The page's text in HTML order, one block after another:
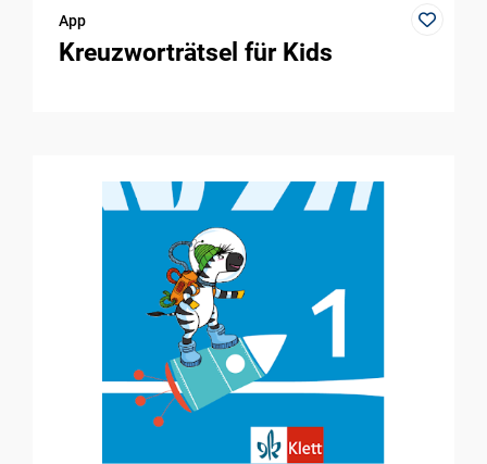
App
Kreuzworträtsel für Kids